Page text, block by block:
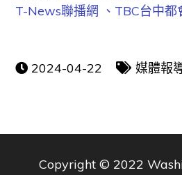
T-News聯播網 、TBC台中都
2024-04-22 媒體報
Copyright © 2022